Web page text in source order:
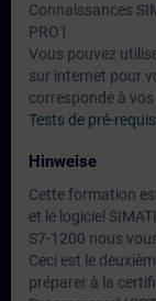
Connaissances
PRO1
Vous pouvez
sur internet pour
corresponde à vos
Tests de pré-
Hinweise
Cette formation
et le logiciel
S7-1200 nous
Ceci est le
préparer à la